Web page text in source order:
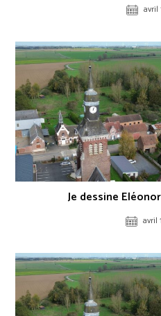
avril
Je dessine
avril